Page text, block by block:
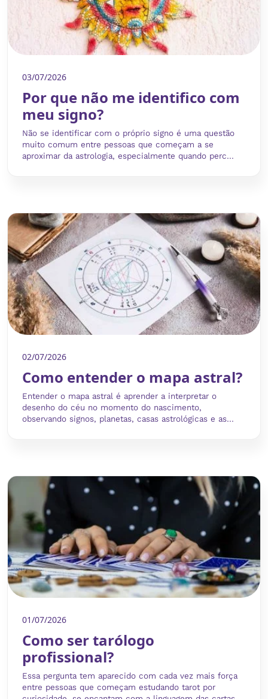
03/07/2026
Por que não me identifico com
meu signo?
Não se identificar com o próprio signo é uma questão
muito comum entre pessoas que começam a se
aproximar da astrologia, especialmente quando perc...
02/07/2026
Como entender o mapa astral?
Entender o mapa astral é aprender a interpretar o
desenho do céu no momento do nascimento,
observando signos, planetas, casas astrológicas e as...
01/07/2026
Como ser tarólogo
profissional?
Essa pergunta tem aparecido com cada vez mais força
entre pessoas que começam estudando tarot por